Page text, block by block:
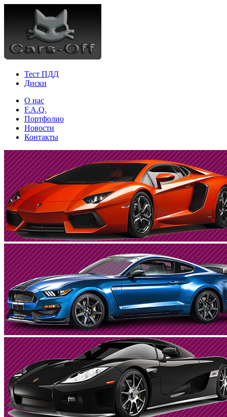
Тест ПДД
Диски
О нас
F.A.Q.
Портфолио
Новости
Контакты